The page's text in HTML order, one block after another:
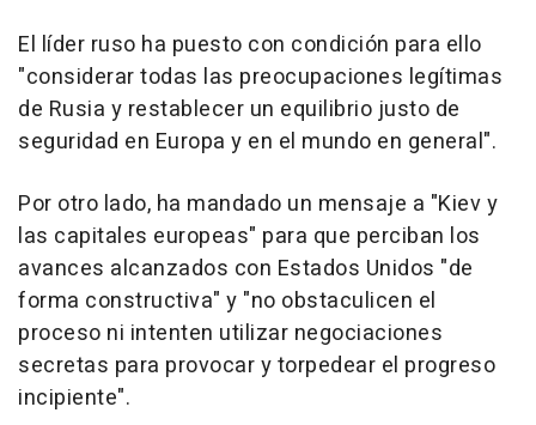
El líder ruso ha puesto con condición para ello
"considerar todas las preocupaciones legítimas
de Rusia y restablecer un equilibrio justo de
seguridad en Europa y en el mundo en general".
Por otro lado, ha mandado un mensaje a "Kiev y
las capitales europeas" para que perciban los
avances alcanzados con Estados Unidos "de
forma constructiva" y "no obstaculicen el
proceso ni intenten utilizar negociaciones
secretas para provocar y torpedear el progreso
incipiente".